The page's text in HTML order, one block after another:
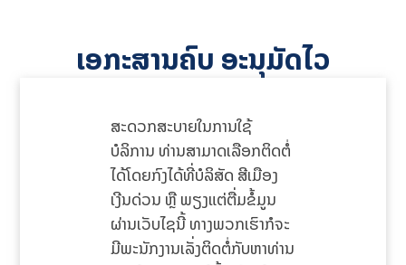
ເອກະສານຄົບ ອະນຸມັດໄວ
ສະດວກສະບາຍໃນການໃຊ້
ບໍລິການ ທ່ານສາມາດເລືອກຕິດຕໍ່
ໄດ້ໂດຍກົງໄດ້ທີ່ບໍລິສັດ ສີເມືອງ
ເງີນດ່ວນ ຫຼື ພຽງແຕ່ຕື່ມຂໍ້ມູນ
ຜ່ານເວັບໄຊນີ້ ທາງພວກເຮົາກໍຈະ
ມີພະນັກງານເລັ່ງຕິດຕໍ່ກັບຫາທ່ານ